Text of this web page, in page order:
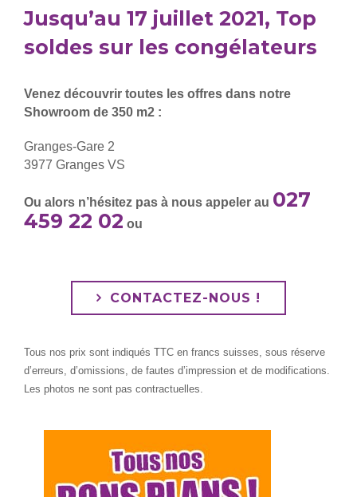
Jusqu’au 17 juillet 2021, Top
soldes sur les congélateurs
Venez découvrir toutes les offres dans notre
Showroom de 350 m2 :
Granges-Gare 2
3977 Granges VS
Ou alors n’hésitez pas à nous appeler au 027
459 22 02 ou
CONTACTEZ-NOUS !
Tous nos prix sont indiqués TTC en francs suisses, sous réserve
d’erreurs, d’omissions, de fautes d’impression et de modifications.
Les photos ne sont pas contractuelles.